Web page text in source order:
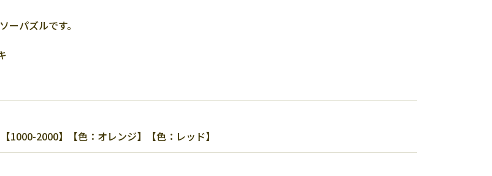
パズルです。
1000-2000】【色：オレンジ】【色：レッド】